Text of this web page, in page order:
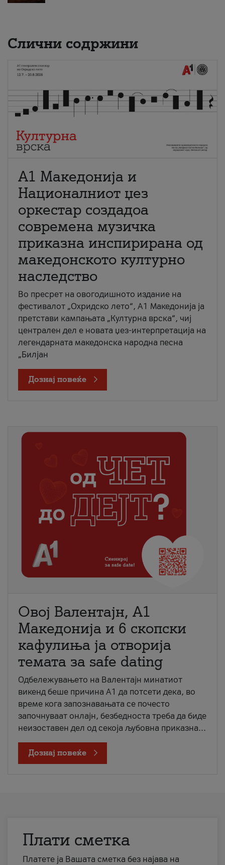
Слични содржини
А1 Македонија и
Националниот џез
оркестар создадоа
современа музичка
приказна инспирирана од
македонското културно
наследство
Во пресрет на овогодишното издание на
фестивалот „Охридско лето“, А1 Македонија ја
претстави кампањата „Културна врска“, чиј
централен дел е новата џез-интерпретација на
легендарната македонска народна песна
„Билјан
Дознај повеќе
Овој Валентајн, A1
Македонија и 6 скопски
кафулиња ја отворија
темата за safe dating
Одбележувањето на Валентајн минатиот
викенд беше причина А1 да потсети дека, во
време кога запознавањата се почесто
започнуваат онлајн, безбедноста треба да биде
неизоставен дел од секоја љубовна приказна...
Дознај повеќе
Плати сметка
Платете ја Вашата сметка без најава на